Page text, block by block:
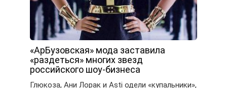
«АрБузовская» мода заставила
«раздеться» многих звезд
российского шоу-бизнеса
Глюкоза, Ани Лорак и Asti одели «купальники»,